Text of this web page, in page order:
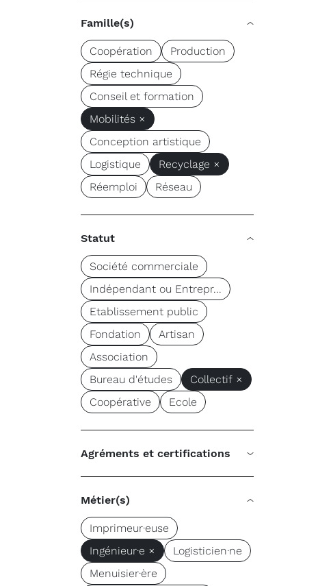
Famille(s)
Coopération
Production
Régie technique
Conseil et formation
Mobilités ×
Conception artistique
Logistique
Recyclage ×
Réemploi
Réseau
Statut
Société commerciale
Indépendant ou Entrepr...
Etablissement public
Fondation
Artisan
Association
Bureau d'études
Collectif ×
Coopérative
Ecole
Agréments et certifications
Métier(s)
Imprimeur·euse
Ingénieur·e ×
Logisticien·ne
Menuisier·ère